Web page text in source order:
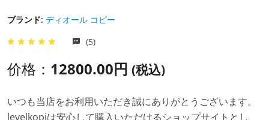
ブランド: ディオール コピー
(5)
价格： 12800.00円 (税込)
いつも当店をお利用いただき誠にありがとうございます。
levelkopiは安心して購入いただけるショップサイトとし